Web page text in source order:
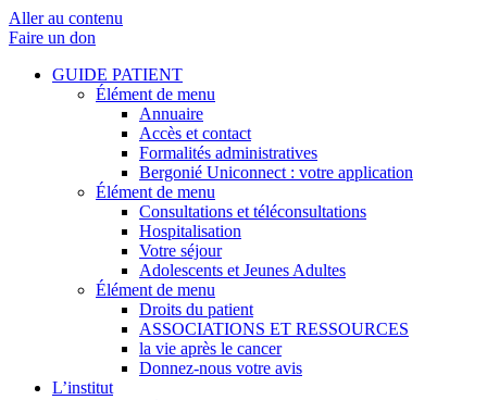
Aller au contenu
Faire un don
GUIDE PATIENT
Élément de menu
Annuaire
Accès et contact
Formalités administratives
Bergonié Uniconnect : votre application
Élément de menu
Consultations et téléconsultations
Hospitalisation
Votre séjour
Adolescents et Jeunes Adultes
Élément de menu
Droits du patient
ASSOCIATIONS ET RESSOURCES
la vie après le cancer
Donnez-nous votre avis
L’institut